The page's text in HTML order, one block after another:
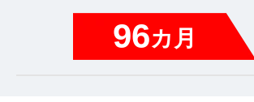
96カ月